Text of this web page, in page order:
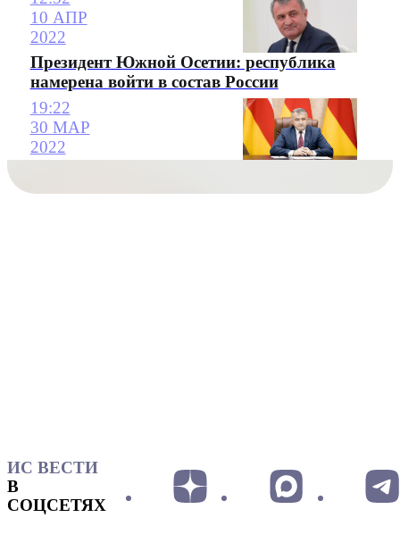
10 АПР
2022
Президент Южной Осетии: республика
намерена войти в состав России
19:22
30 МАР
2022
ИС ВЕСТИ
В
СОЦСЕТЯХ